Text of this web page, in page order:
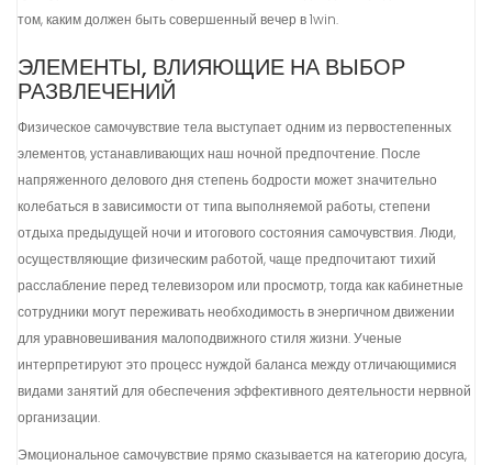
том, каким должен быть совершенный вечер в 1win.
ЭЛЕМЕНТЫ, ВЛИЯЮЩИЕ НА ВЫБОР
РАЗВЛЕЧЕНИЙ
Физическое самочувствие тела выступает одним из первостепенных
элементов, устанавливающих наш ночной предпочтение. После
напряженного делового дня степень бодрости может значительно
колебаться в зависимости от типа выполняемой работы, степени
отдыха предыдущей ночи и итогового состояния самочувствия. Люди,
осуществляющие физическим работой, чаще предпочитают тихий
расслабление перед телевизором или просмотр, тогда как кабинетные
сотрудники могут переживать необходимость в энергичном движении
для уравновешивания малоподвижного стиля жизни. Ученые
интерпретируют это процесс нуждой баланса между отличающимися
видами занятий для обеспечения эффективного деятельности нервной
организации.
Эмоциональное самочувствие прямо сказывается на категорию досуга,